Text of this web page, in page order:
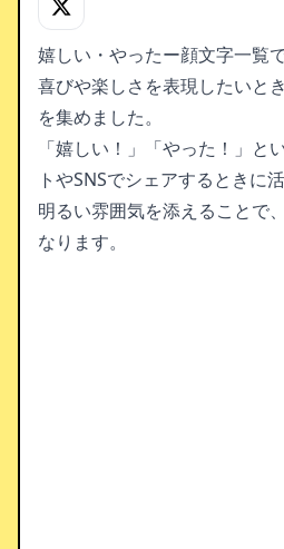
嬉しい・やったー顔文字一覧で
喜びや楽しさを表現したいと
を集めました。
「嬉しい！」「やった！」と
トやSNSでシェアするときに
明るい雰囲気を添えることで
なります。